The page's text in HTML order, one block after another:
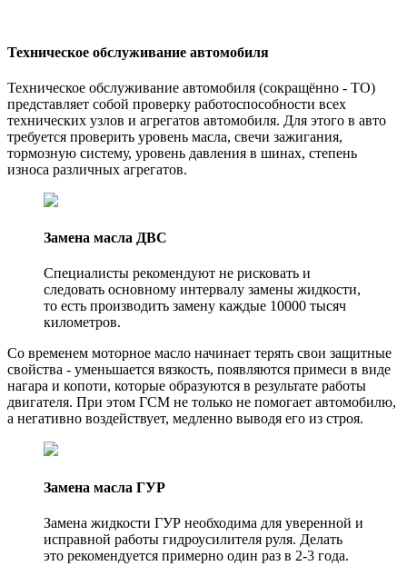
Техническое обслуживание автомобиля
Техническое обслуживание автомобиля (сокращённо - ТО)
представляет собой проверку работоспособности всех
технических узлов и агрегатов автомобиля. Для этого в авто
требуется проверить уровень масла, свечи зажигания,
тормозную систему, уровень давления в шинах, степень
износа различных агрегатов.
Замена масла ДВС
Специалисты рекомендуют не рисковать и
следовать основному интервалу замены жидкости,
то есть производить замену каждые 10000 тысяч
километров.
Со временем моторное масло начинает терять свои защитные
свойства - уменьшается вязкость, появляются примеси в виде
нагара и копоти, которые образуются в результате работы
двигателя. При этом ГСМ не только не помогает автомобилю,
а негативно воздействует, медленно выводя его из строя.
Замена масла ГУР
Замена жидкости ГУР необходима для уверенной и
исправной работы гидроусилителя руля. Делать
это рекомендуется примерно один раз в 2-3 года.